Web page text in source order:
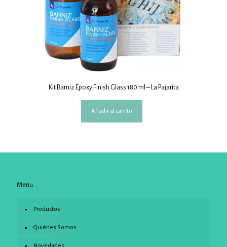
Kit Barniz Epoxy Finish Glass 180 ml – La Pajarita
Añadir al carrito
Menu
Productos
Quiénes Somos